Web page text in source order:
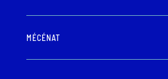
MÉCÉNAT